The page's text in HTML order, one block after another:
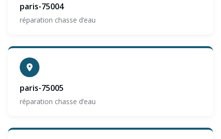
paris-75004
réparation chasse d’eau
paris-75005
réparation chasse d’eau